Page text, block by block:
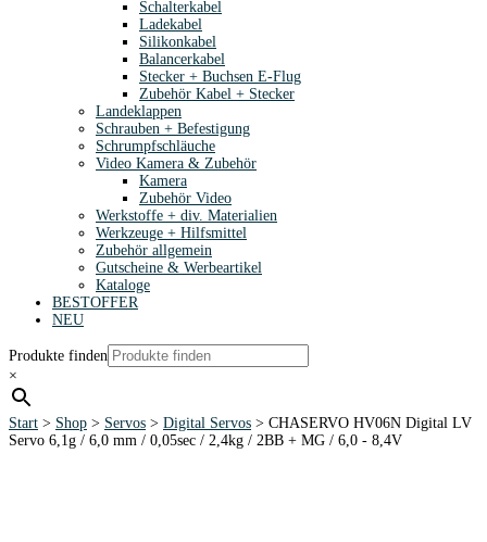
Schalterkabel
Ladekabel
Silikonkabel
Balancerkabel
Stecker + Buchsen E-Flug
Zubehör Kabel + Stecker
Landeklappen
Schrauben + Befestigung
Schrumpfschläuche
Video Kamera & Zubehör
Kamera
Zubehör Video
Werkstoffe + div. Materialien
Werkzeuge + Hilfsmittel
Zubehör allgemein
Gutscheine & Werbeartikel
Kataloge
BESTOFFER
NEU
Produkte finden
×
Start > Shop > Servos > Digital Servos > CHASERVO HV06N Digital LV
Servo 6,1g / 6,0 mm / 0,05sec / 2,4kg / 2BB + MG / 6,0 - 8,4V